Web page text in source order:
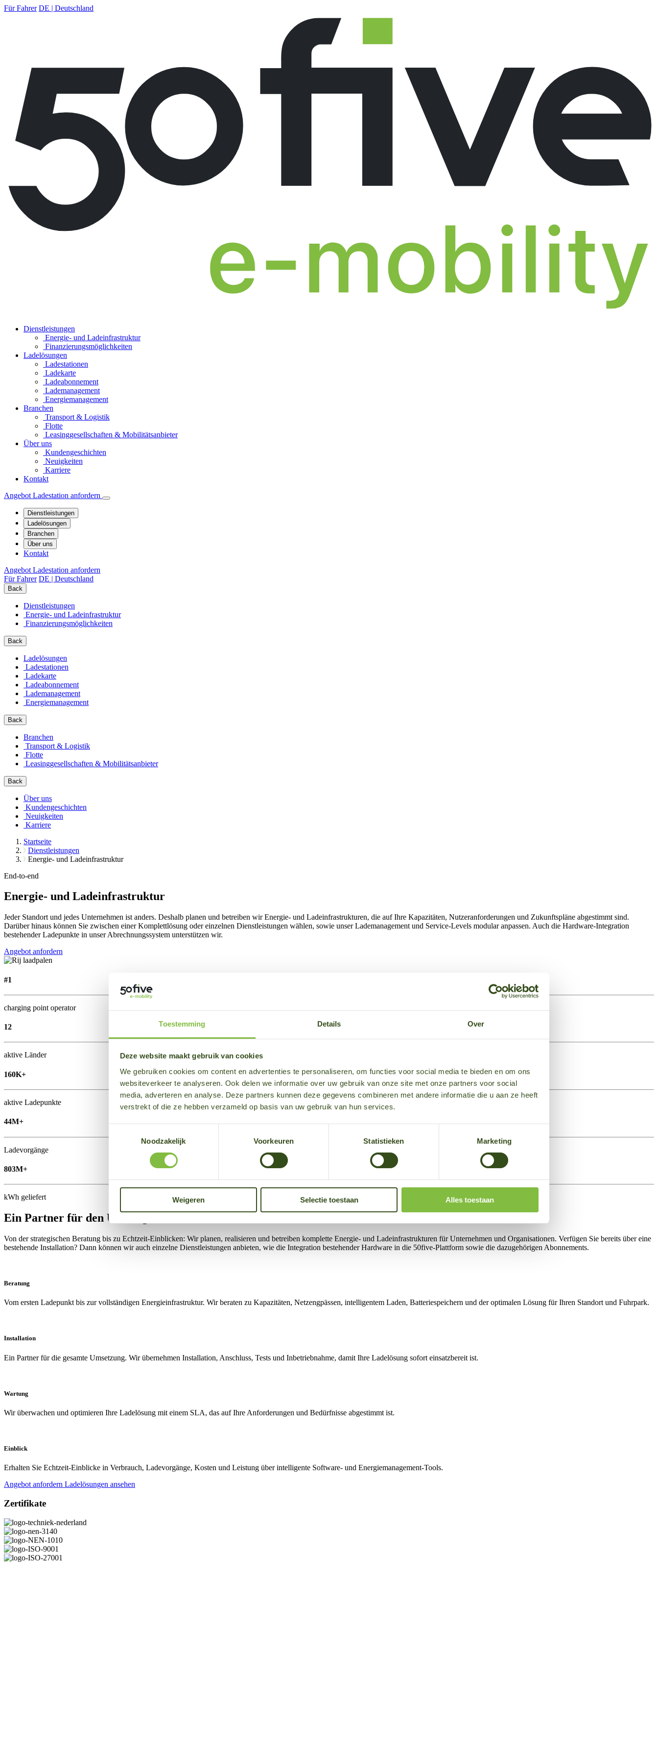
Toestemming Details Over
Deze website maakt gebruik van cookies
We gebruiken cookies om content en advertenties te personaliseren, om functies voor social media te bieden en om ons
websiteverkeer te analyseren. Ook delen we informatie over uw gebruik van onze site met onze partners voor social
media, adverteren en analyse. Deze partners kunnen deze gegevens combineren met andere informatie die u aan ze heeft
verstrekt of die ze hebben verzameld op basis van uw gebruik van hun services.
Noodzakelijk
Voorkeuren Statistieken Marketing
Weigeren Selectie toestaan Alles toestaan
Für Fahrer DE | Deutschland
Dienstleistungen
Energie- und Ladeinfrastruktur
Finanzierungs­möglichkeiten
Ladelösungen
Ladestationen
Ladekarte
Ladeabonnement
Lademanagement
Energiemanagement
Branchen
Transport & Logistik
Flotte
Leasinggesellschaften & Mobilitätsanbieter
Über uns
Kundengeschichten
Neuigkeiten
Karriere
Kontakt
Angebot Ladestation anfordern
Dienstleistungen
Ladelösungen
Branchen
Über uns
Kontakt
Angebot Ladestation anfordern
Für Fahrer DE | Deutschland
Back
Dienstleistungen
Energie- und Ladeinfrastruktur
Finanzierungs­möglichkeiten
Back
Ladelösungen
Ladestationen
Ladekarte
Ladeabonnement
Lademanagement
Energiemanagement
Back
Branchen
Transport & Logistik
Flotte
Leasinggesellschaften & Mobilitätsanbieter
Back
Über uns
Kundengeschichten
Neuigkeiten
Karriere
Startseite
Dienstleistungen
Energie- und Ladeinfrastruktur
End-to-end
Energie- und Ladeinfrastruktur
Jeder Standort und jedes Unternehmen ist anders. Deshalb planen und betreiben wir Energie- und Ladeinfrastrukturen, die auf Ihre Kapazitäten, Nutzeranforderungen und Zukunftspläne abgestimmt sind.
Darüber hinaus können Sie zwischen einer Komplettlösung oder einzelnen Dienstleistungen wählen, sowie unser Lademanagement und Service-Levels modular anpassen. Auch die Hardware-Integration
bestehender Ladepunkte in unser Abrechnungssystem unterstützen wir.
Angebot anfordern
#1
charging point operator
12
aktive Länder
160K+
aktive Ladepunkte
44M+
Ladevorgänge
803M+
kWh geliefert
Ein Partner für den Umstieg auf E-Mobilität
Von der strategischen Beratung bis zu Echtzeit-Einblicken: Wir planen, realisieren und betreiben komplette Energie- und Ladeinfrastrukturen für Unternehmen und Organisationen. Verfügen Sie bereits über eine
bestehende Installation? Dann können wir auch einzelne Dienstleistungen anbieten, wie die Integration bestehender Hardware in die 50five-Plattform sowie die dazugehörigen Abonnements.
Beratung
Vom ersten Ladepunkt bis zur vollständigen Energieinfrastruktur. Wir beraten zu Kapazitäten, Netzengpässen, intelligentem Laden, Batteriespeichern und der optimalen Lösung für Ihren Standort und Fuhrpark.
Installation
Ein Partner für die gesamte Umsetzung. Wir übernehmen Installation, Anschluss, Tests und Inbetriebnahme, damit Ihre Ladelösung sofort einsatzbereit ist.
Wartung
Wir überwachen und optimieren Ihre Ladelösung mit einem SLA, das auf Ihre Anforderungen und Bedürfnisse abgestimmt ist.
Einblick
Erhalten Sie Echtzeit-Einblicke in Verbrauch, Ladevorgänge, Kosten und Leistung über intelligente Software- und Energiemanagement-Tools.
Angebot anfordern Ladelösungen ansehen
Zertifikate